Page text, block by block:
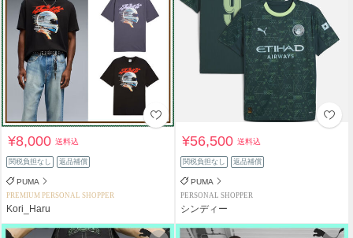
¥8,000送料込
関税負担なし 返品補償
PUMA
PREMIUM PERSONAL SHOPPER
Kori_Haru
¥56,500送料込
関税負担なし 返品補償
PUMA
PERSONAL SHOPPER
シンディー